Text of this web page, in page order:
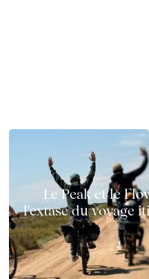
Le Peak et le
l'extase du voyage